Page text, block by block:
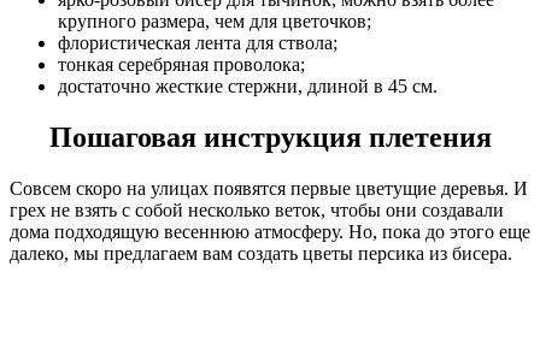
крупного размера, чем для цветочков;
флористическая лента для ствола;
тонкая серебряная проволока;
достаточно жесткие стержни, длиной в 45 см.
Пошаговая инструкция плетения
Совсем скоро на улицах появятся первые цветущие деревья. И
грех не взять с собой несколько веток, чтобы они создавали
дома подходящую весеннюю атмосферу. Но, пока до этого еще
далеко, мы предлагаем вам создать цветы персика из бисера.